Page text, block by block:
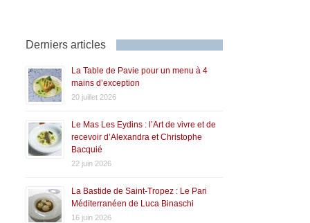
Derniers articles
La Table de Pavie pour un menu à 4
mains d’exception
20 juillet 2026
Le Mas Les Eydins : l’Art de vivre et de
recevoir d’Alexandra et Christophe
Bacquié
22 juin 2026
La Bastide de Saint-Tropez : Le Pari
Méditerranéen de Luca Binaschi
16 juin 2026